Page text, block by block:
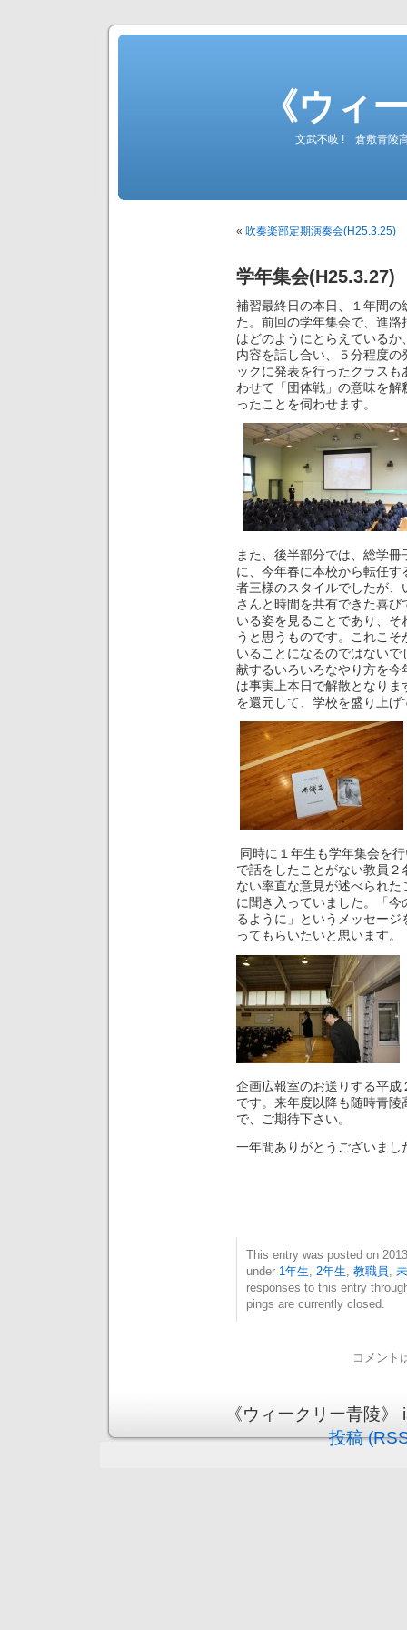
《ウィ
文武不岐 ! 倉敷青陵
« 吹奏楽部定期演奏会(H25.3.25)
学年集会(H25.3.27)
補習最終日の本日、１年間
た。前回の学年集会で、進
はどのようにとらえている
内容を話し合い、５分程度
ックに発表を行ったクラス
わせて「団体戦」の意味を
ったことを伺わせます。
また、後半部分では、総学
に、今年春に本校から転任
者三様のスタイルでしたが
さんと時間を共有できた喜
いる姿を見ることであり、
うと思うものです。これこ
いることになるのではない
献するいろいろなやり方を
は事実上本日で解散となり
を還元して、学校を盛り上げ
同時に１年生も学年集会を
で話をしたことがない教員
ない率直な意見が述べられ
に聞き入っていました。「
るように」というメッセー
ってもらいたいと思います。
企画広報室のお送りする平
です。来年度以降も随時青
で、ご期待下さい。
一年間ありがとうご
This entry was posted on
under 1年生 2年生 教職員
responses to this entry
pings are currently closed.
コメント
《ウィークリー青陵
投稿